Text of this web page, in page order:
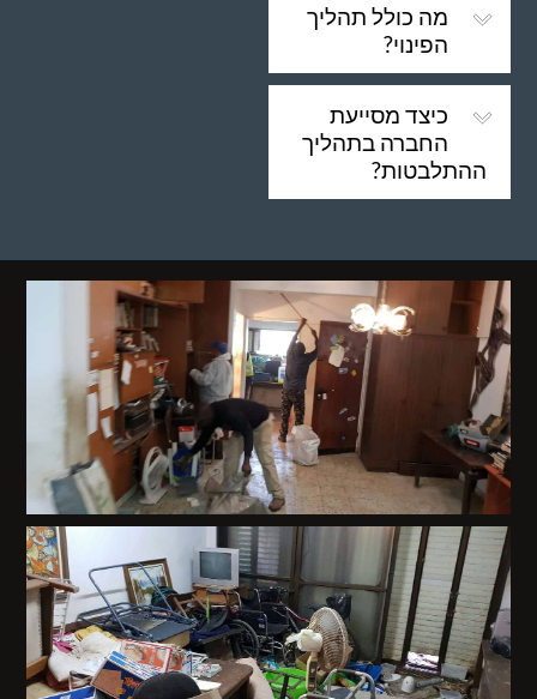
מה כולל תהליך
הפינוי?
כיצד מסייעת
החברה בתהליך
ההתלבטות?